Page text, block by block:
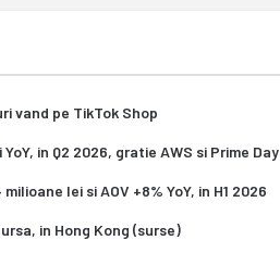
vand pe TikTok Shop
in Q2 2026, gratie AWS si Prime Day
lei si AOV +8% YoY, in H1 2026
in Hong Kong (surse)